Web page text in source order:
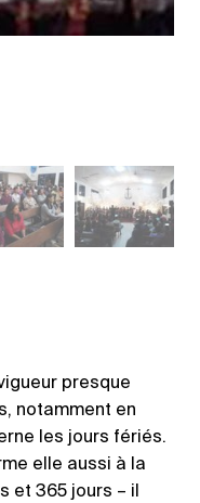
presque
notamment en
les jours fériés.
elle aussi à la
et 365 jours – il